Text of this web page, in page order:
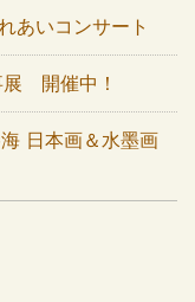
あいコンサート
展 開催中！
日本画＆水墨画